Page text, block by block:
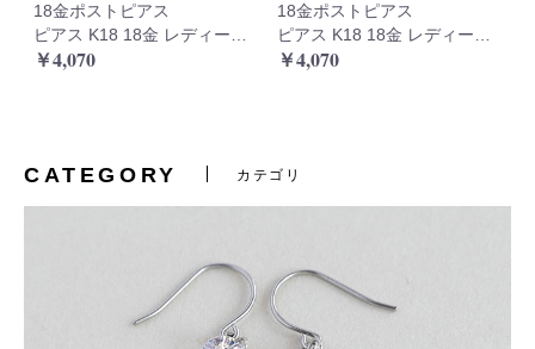
18金ポストピアス
￥4,070
18金ポストピアス
￥4,070
CATEGORY カテゴリ